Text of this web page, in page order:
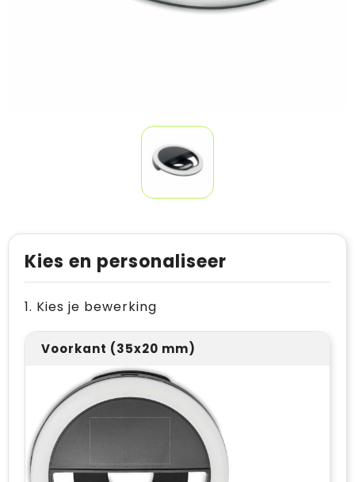
Kies en personaliseer
1. Kies je bewerking
Voorkant (35x20 mm)